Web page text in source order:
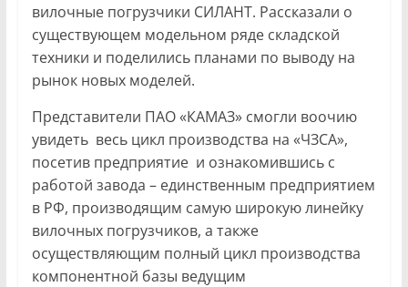
вилочные погрузчики СИЛАНТ. Рассказали о
существующем модельном ряде складской
техники и поделились планами по выводу на
рынок новых моделей.
Представители ПАО «КАМАЗ» смогли воочию
увидеть весь цикл производства на «ЧЗСА»,
посетив предприятие и ознакомившись с
работой завода – единственным предприятием
в РФ, производящим самую широкую линейку
вилочных погрузчиков, а также
осуществляющим полный цикл производства
компонентной базы ведущим